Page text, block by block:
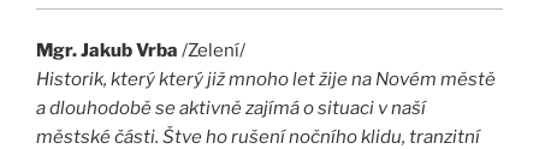
Mgr. Jakub Vrba /Zelení/
Historik, který který již mnoho let žije na Novém městě
a dlouhodobě se aktivně zajímá o situaci v naší
městské části. Štve ho rušení nočního klidu, tranzitní